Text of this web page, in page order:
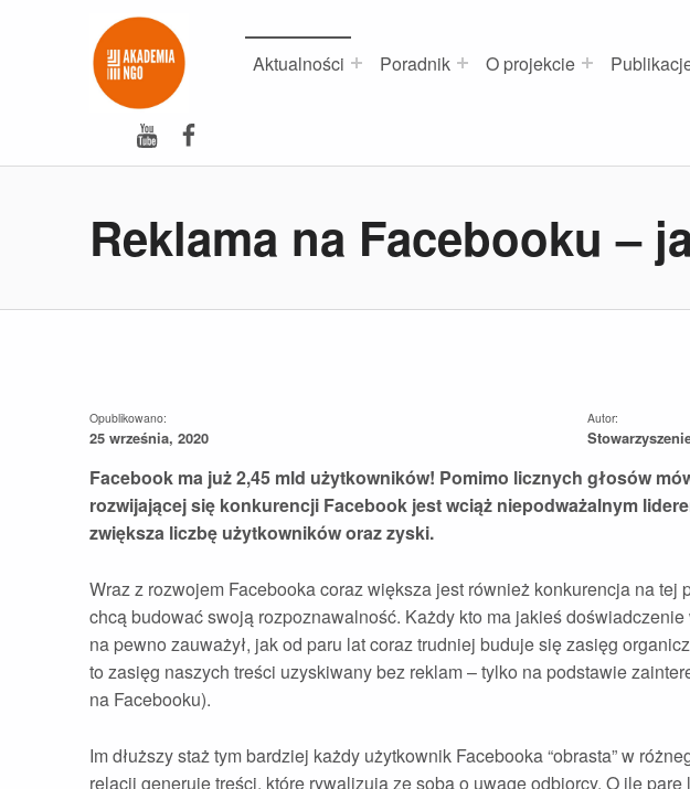
Aktualności Poradnik O projekcie
YouTube
Reklama na Facebooku –
Opublikowano:
25 września, 2020
Autor:
Facebook ma już 2,45 mld użytkowników! Pomimo licznych głosów
rozwijającej się konkurencji Facebook jest wciąż niepodważalnym
zwiększa liczbę użytkowników oraz zyski.
Wraz z rozwojem Facebooka coraz większa jest również konkurencja na tej
chcą budować swoją rozpoznawalność. Każdy kto ma jakieś
na pewno zauważył, jak od paru lat coraz trudniej buduje się zasięg
to zasięg naszych treści uzyskiwany bez reklam – tylko na podstawie
na Facebooku).
Im dłuższy staż tym bardziej każdy użytkownik Facebooka “obrasta” w
relacji generuje treści, które rywalizują ze sobą o uwagę odbiorcy. O ile parę